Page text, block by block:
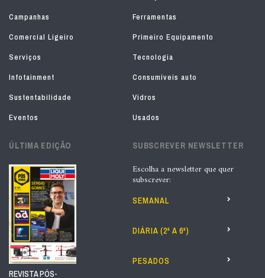
Campanhas
Ferramentas
Comercial Ligeiro
Primeiro Equipamento
Serviços
Tecnologia
Infotainment
Consumíveis auto
Sustentabilidade
Vidros
Eventos
Usados
ÚLTIMA EDIÇÃO
REVISTA PÓS-
SUBSCREVER NEWSLETTER
Escolha a newsletter que quer
subscrever:
SEMANAL
DIÁRIA (2ª A 6ª)
PESADOS